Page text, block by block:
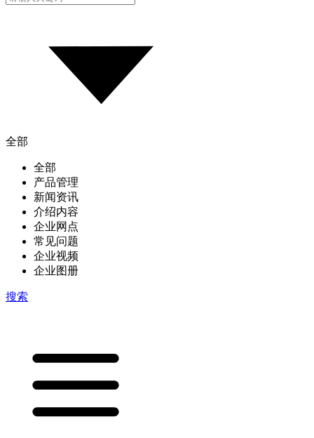
全部
全部
产品管理
新闻资讯
介绍内容
企业网点
常见问题
企业视频
企业图册
搜索